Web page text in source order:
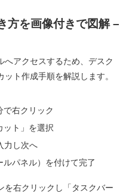
方を画像付きで図解 –
へアクセスするため、デスク
ト作成手順を解説します。
で右クリック
ット」を選択
力し次へ
パネル）を付けて完了
を右クリックし「タスクバー